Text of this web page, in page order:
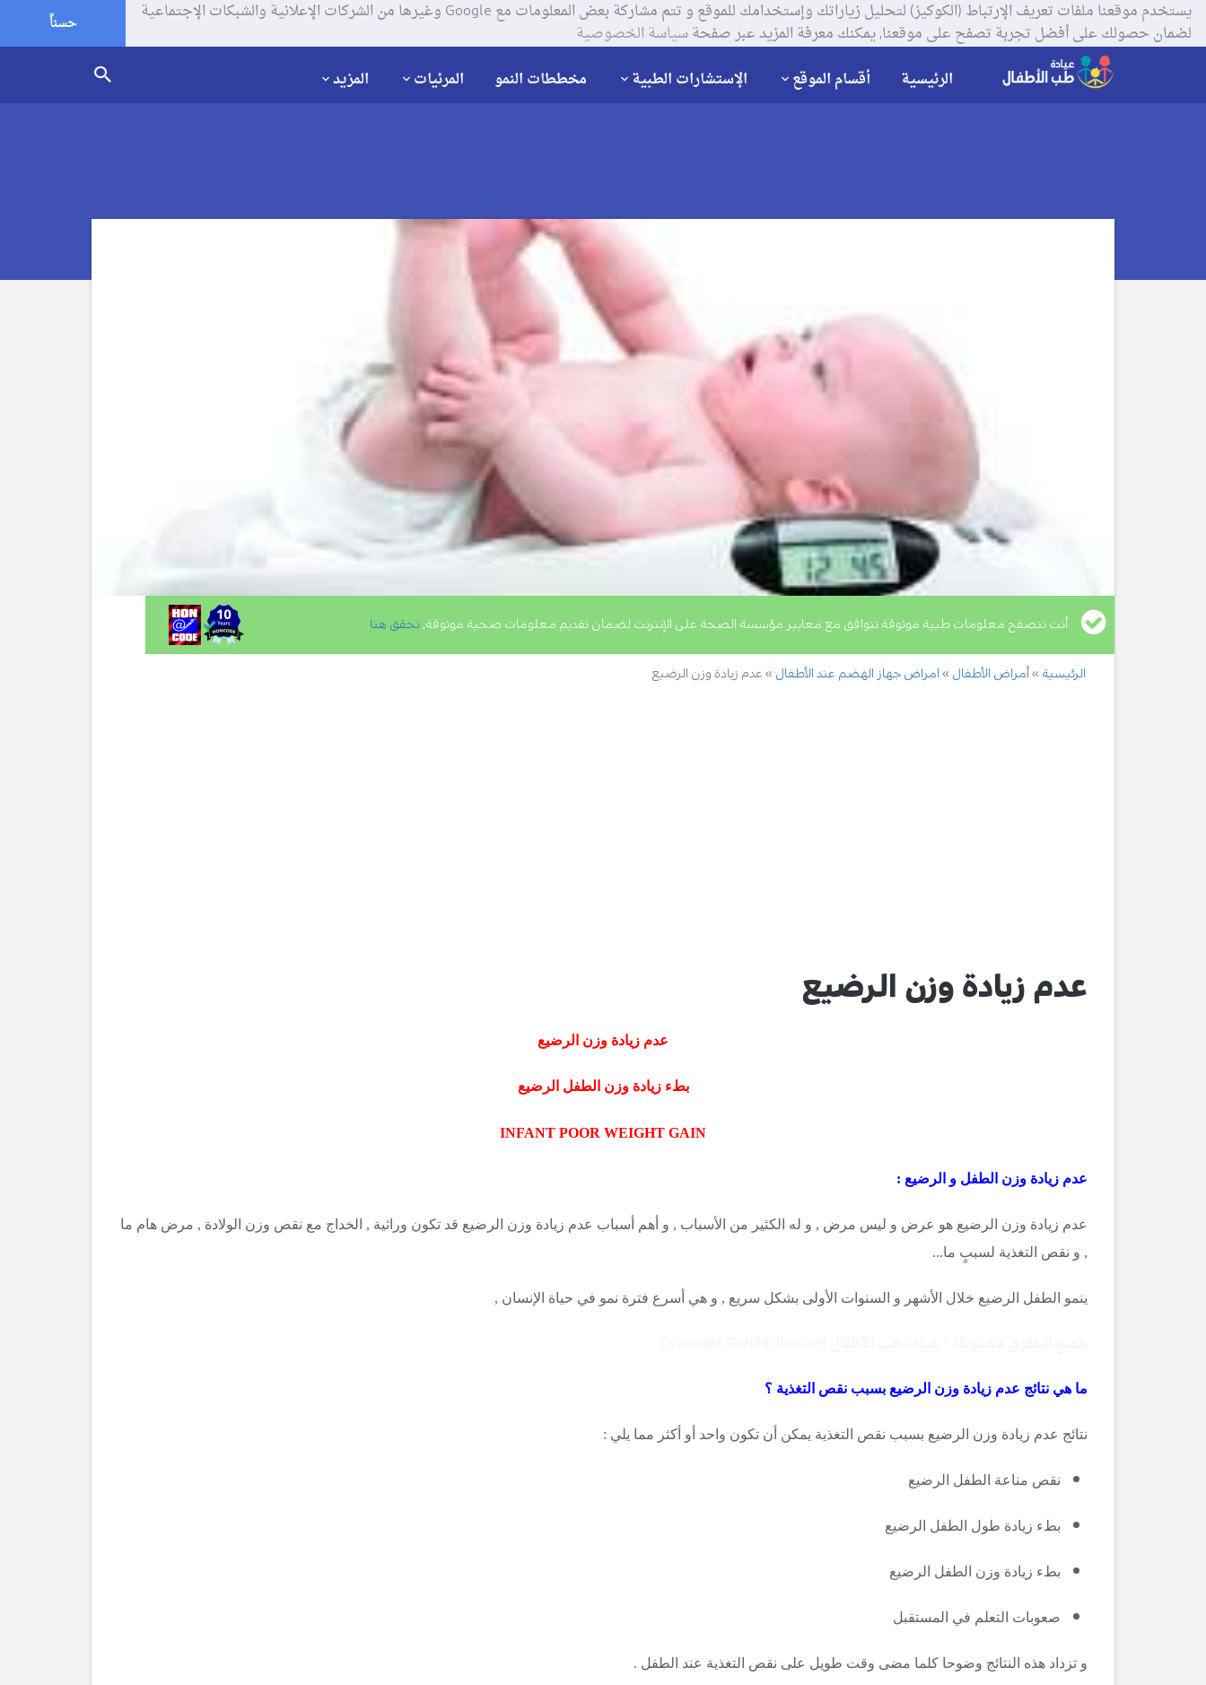
يستخدم موقعنا ملفات تعريف الإرتباط (الكوكيز) لتحليل زياراتك وإستخدامك للموقع و تتم مشاركة بعض المعلومات مع Google وغيرها من الشركات الإعلانية والشبكات الإجتماعية
لضمان حصولك على أفضل تجربة تصفح على موقعنا, يمكنك معرفة المزيد عبر صفحةسياسة الخصوصية حسناً
الرئيسية أقسام الموقع الإستشارات الطبية مخططات النمو المرئيات المزيد
أنت تتصفح معلومات طبية موثوقة تتوافق مع معايير مؤسسة الصحة على الإنترنت لضمان تقديم معلومات صحية موثوقة, تحقق هنا.
الرئيسية أمراض الأطفال امراض جهاز الهضم عند الأطفال عدم زيادة وزن الرضيع
عدم زيادة وزن الرضيع
عدم زيادة وزن الرضيع
بطء زيادة وزن الطفل الرضيع
INFANT POOR WEIGHT GAIN
عدم زيادة وزن الطفل و الرضيع :
عدم زيادة وزن الرضيع هو عرض و ليس مرض , و له الكثير من الأسباب , و أهم أسباب عدم زيادة وزن الرضيع قد تكون وراثية , الخداج مع نقص وزن الولادة , مرض هام ما
, و نقص التغذية لسببٍ ما...
ينمو الطفل الرضيع خلال الأشهر و السنوات الأولى بشكل سريع , و هي أسرع فترة نمو في حياة الإنسان ,
ما هي نتائج عدم زيادة وزن الرضيع بسبب نقص التغذية ؟
نتائج عدم زيادة وزن الرضيع بسبب نقص التغذية يمكن أن تكون واحد أو أكثر مما يلي :
نقص مناعة الطفل الرضيع
بطء زيادة طول الطفل الرضيع
بطء زيادة وزن الطفل الرضيع
صعوبات التعلم في المستقبل
و تزداد هذه النتائج وضوحا كلما مضى وقت طويل على نقص التغذية عند الطفل .